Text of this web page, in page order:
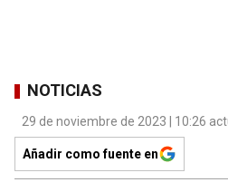
NOTICIAS
29 de noviembre de 2023 | 10:26
Añadir como fuente en